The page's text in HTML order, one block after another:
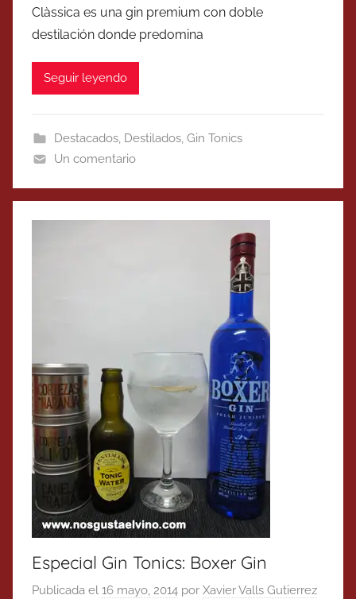
Clàssica es una gin premium con doble
destilación donde predomina
Seguir leyendo
Destacados, Destilados, Gin Tonics
Un comentario
Especial Gin Tonics: Boxer Gin
Publicada el 16 mayo, 2014 por Xavier Valls Gutierrez